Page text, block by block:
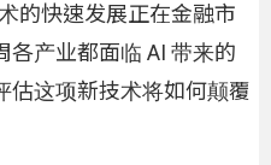
的快速发展正在金融市
产业都面临 AI 带来的
估这项新技术将如何颠覆